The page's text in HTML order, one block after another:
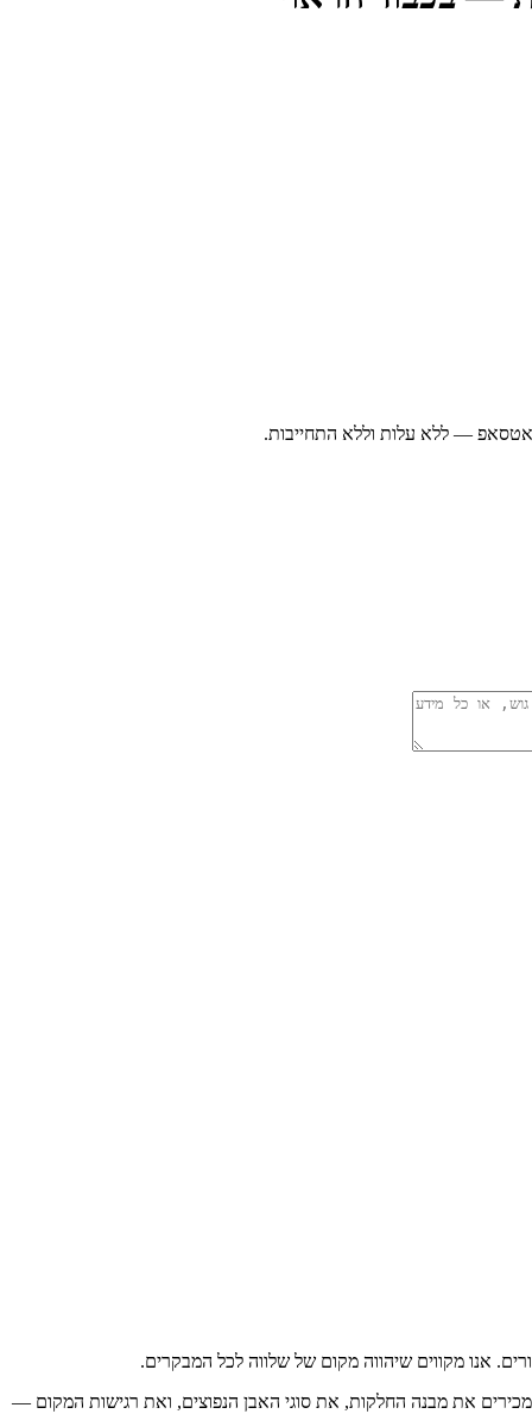
— ללא עלות וללא התחייבות.
אנו מקווים שיהווה מקום של שלווה לכל המבקרים.
מכירים את מבנה החלקות, את סוגי האבן הנפוצים, ואת רגישות המקום —